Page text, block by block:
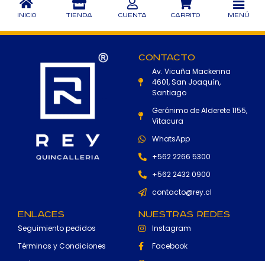
Inicio Tienda Cuenta Carrito Menú
Contacto
Av. Vicuña Mackenna
4601, San Joaquín,
Santiago
Gerónimo de Alderete 1155,
Vitacura
WhatsApp
+562 2266 5300
+562 2432 0900
contacto@rey.cl
Enlaces
Seguimiento pedidos
Términos y Condiciones
Nuestras Redes
Instagram
Facebook